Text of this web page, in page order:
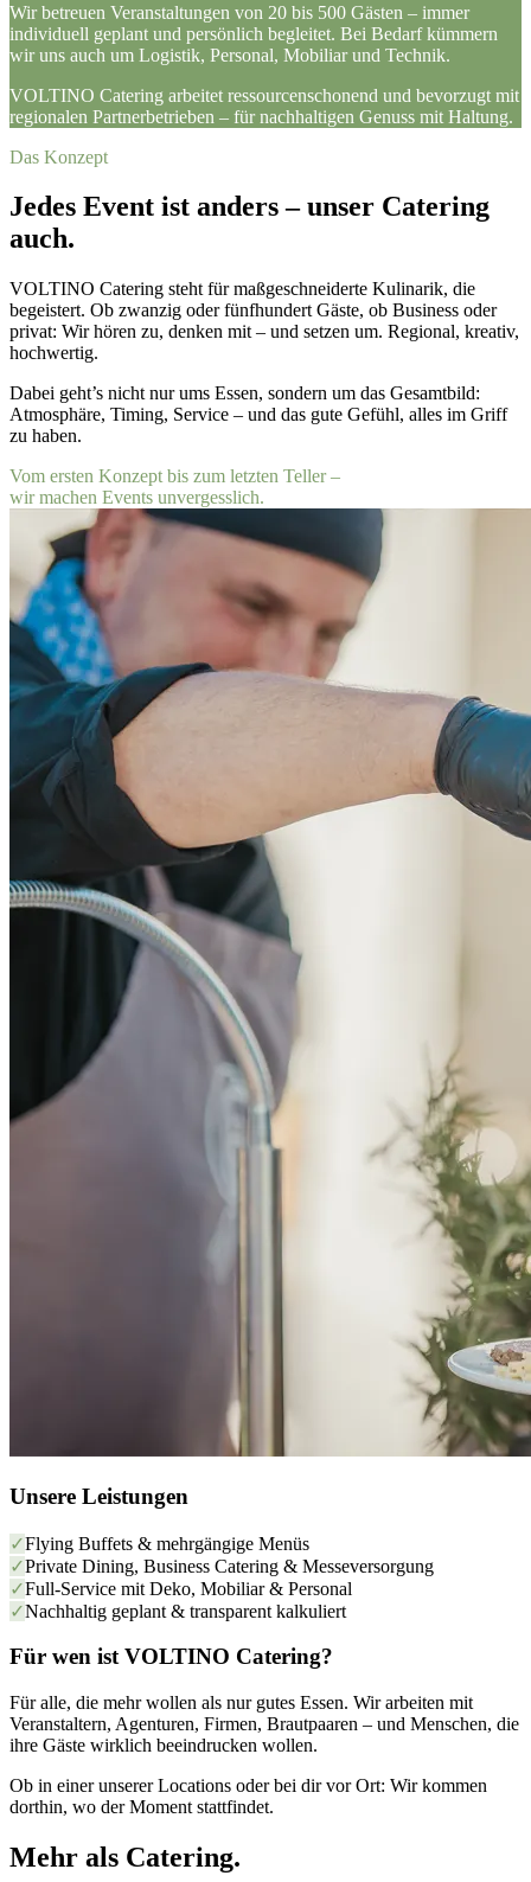
Wir betreuen Veranstaltungen von 20 bis 500 Gästen – immer
individuell geplant und persönlich begleitet. Bei Bedarf kümmern
wir uns auch um Logistik, Personal, Mobiliar und Technik.
VOLTINO Catering arbeitet ressourcenschonend und bevorzugt mit
regionalen Partnerbetrieben – für nachhaltigen Genuss mit Haltung.
Das Konzept
Jedes Event ist anders – unser Catering
auch.
VOLTINO Catering steht für maßgeschneiderte Kulinarik, die
begeistert. Ob zwanzig oder fünfhundert Gäste, ob Business oder
privat: Wir hören zu, denken mit – und setzen um. Regional, kreativ,
hochwertig.
Dabei geht’s nicht nur ums Essen, sondern um das Gesamtbild:
Atmosphäre, Timing, Service – und das gute Gefühl, alles im Griff
zu haben.
Vom ersten Konzept bis zum letzten Teller –
wir machen Events unvergesslich.
Unsere Leistungen
✓Flying Buffets & mehrgängige Menüs
✓Private Dining, Business Catering & Messeversorgung
✓Full-Service mit Deko, Mobiliar & Personal
✓Nachhaltig geplant & transparent kalkuliert
Für wen ist VOLTINO Catering?
Für alle, die mehr wollen als nur gutes Essen. Wir arbeiten mit
Veranstaltern, Agenturen, Firmen, Brautpaaren – und Menschen, die
ihre Gäste wirklich beeindrucken wollen.
Ob in einer unserer Locations oder bei dir vor Ort: Wir kommen
dorthin, wo der Moment stattfindet.
Mehr als Catering.